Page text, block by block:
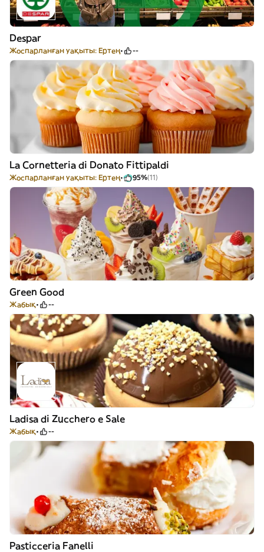
Despar
Жоспарланған уақыты: Ертең --
La Cornetteria di Donato Fittipaldi
Жоспарланған уақыты: Ертең 95%(11)
Green Good
Жабық --
Ladisa di Zucchero e Sale
Жабық --
Pasticceria Fanelli